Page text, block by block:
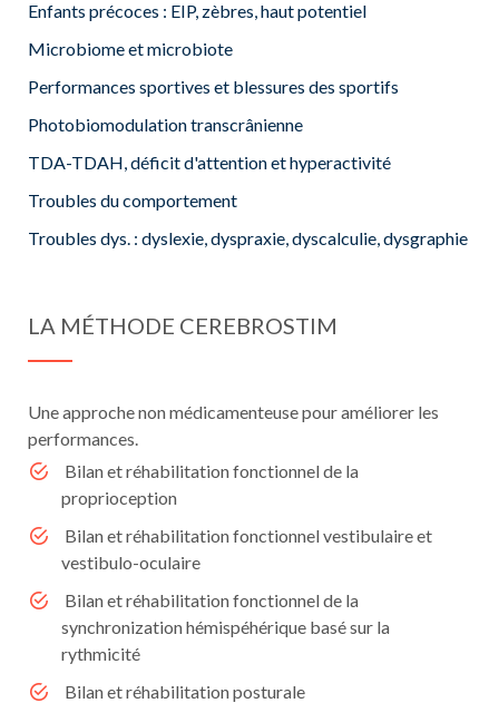
Enfants précoces : EIP, zèbres, haut potentiel
Microbiome et microbiote
Performances sportives et blessures des sportifs
Photobiomodulation transcrânienne
TDA-TDAH, déficit d'attention et hyperactivité
Troubles du comportement
Troubles dys. : dyslexie, dyspraxie, dyscalculie, dysgraphie
LA MÉTHODE CEREBROSTIM
Une approche non médicamenteuse pour améliorer les
performances.
Bilan et réhabilitation fonctionnel de la
proprioception
Bilan et réhabilitation fonctionnel vestibulaire et
vestibulo-oculaire
Bilan et réhabilitation fonctionnel de la
synchronization hémispéhérique basé sur la
rythmicité
Bilan et réhabilitation posturale